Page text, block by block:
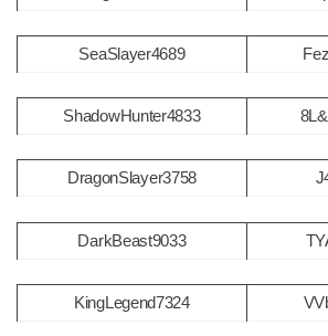
SeaSlayer4689
ShadowHunter4833
DragonSlayer3758
DarkBeast9033
KingLegend7324